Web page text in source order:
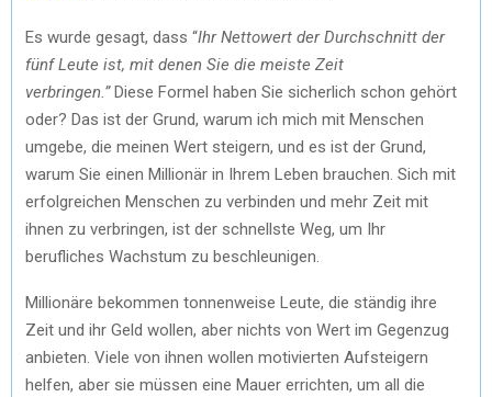
Es wurde gesagt, dass “Ihr Nettowert der Durchschnitt der
fünf Leute ist, mit denen Sie die meiste Zeit
verbringen.”Diese Formel haben Sie sicherlich schon gehört
oder? Das ist der Grund, warum ich mich mit Menschen
umgebe, die meinen Wert steigern, und es ist der Grund,
warum Sie einen Millionär in Ihrem Leben brauchen. Sich mit
erfolgreichen Menschen zu verbinden und mehr Zeit mit
ihnen zu verbringen, ist der schnellste Weg, um Ihr
berufliches Wachstum zu beschleunigen.
Millionäre bekommen tonnenweise Leute, die ständig ihre
Zeit und ihr Geld wollen, aber nichts von Wert im Gegenzug
anbieten. Viele von ihnen wollen motivierten Aufsteigern
helfen, aber sie müssen eine Mauer errichten, um all die